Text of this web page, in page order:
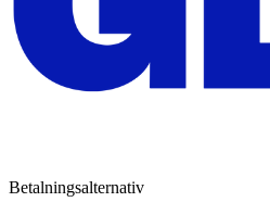
Betalningsalternativ